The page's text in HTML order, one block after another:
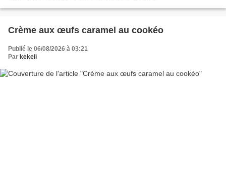
Crème aux œufs caramel au cookéo
Publié le 06/08/2026 à 03:21
Par kekeli